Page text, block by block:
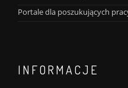
Portale dla poszukujących
INFORMACJE